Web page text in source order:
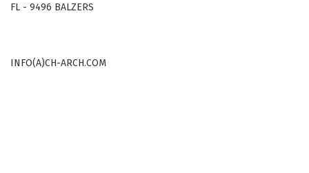
FL - 9496 BALZERS
INFO(A)CH-ARCH.COM